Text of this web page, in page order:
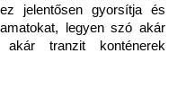
jelentősen gyorsítja és
legyen szó akár
akár tranzit konténerek